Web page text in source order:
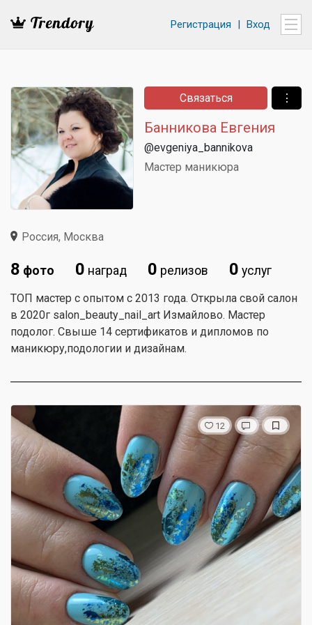
Регистрация | Вход
Мастер маникюра
@evgeniya_bannikova
Банникова Евгения
Связаться ⋮
Россия, Москва
8 фото 0 наград 0 релизов 0 услуг
ТОП мастер с опытом с 2013 года. Открыла свой салон
в 2020г salon_beauty_nail_art Измайлово. Мастер
подолог. Свыше 14 сертификатов и дипломов по
маникюру,подологии и дизайнам.
12